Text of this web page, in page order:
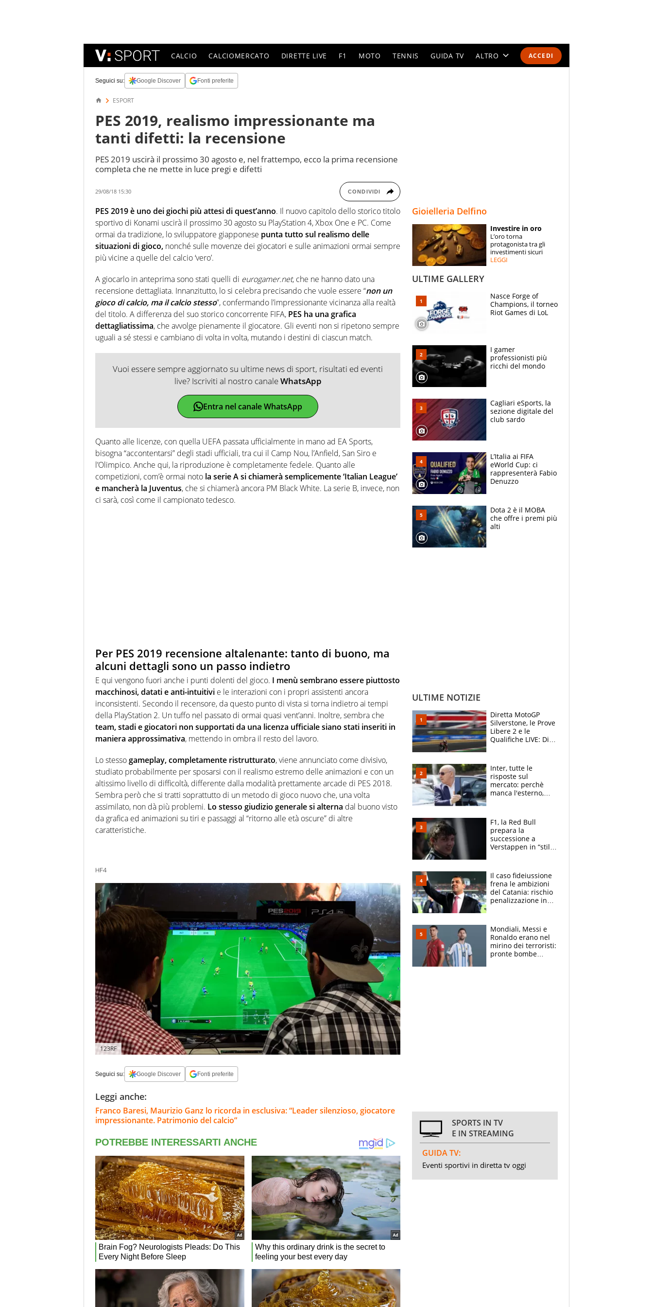
ACCEDI
CALCIO CALCIOMERCATO DIRETTE LIVE F1 MOTO TENNIS GUIDA TV ALTRO
SPECIALI
ESPERTI
Seguici su: Google Discover Fonti preferite
ESPORT
PES 2019, realismo impressionante ma
tanti difetti: la recensione
PES 2019 uscirà il prossimo 30 agosto e, nel frattempo, ecco la prima recensione
completa che ne mette in luce pregi e difetti
29/08/18 15:30 CONDIVIDI
PES 2019 è uno dei giochi più attesi di quest’anno. Il nuovo capitolo dello storico titolo
sportivo di Konami uscirà il prossimo 30 agosto su PlayStation 4, Xbox One e PC. Come
ormai da tradizione, lo sviluppatore giapponese punta tutto sul realismo delle
situazioni di gioco, nonché sulle movenze dei giocatori e sulle animazioni ormai sempre
più vicine a quelle del calcio ‘vero’.
A giocarlo in anteprima sono stati quelli di eurogamer.net, che ne hanno dato una
recensione dettagliata. Innanzitutto, lo si celebra precisando che vuole essere “non un
gioco di calcio, ma il calcio stesso”, confermando l’impressionante vicinanza alla realtà
del titolo. A differenza del suo storico concorrente FIFA, PES ha una grafica
dettagliatissima, che avvolge pienamente il giocatore. Gli eventi non si ripetono sempre
uguali a sé stessi e cambiano di volta in volta, mutando i destini di ciascun match.
Vuoi essere sempre aggiornato su ultime news di sport, risultati ed eventi
live? Iscriviti al nostro canaleWhatsApp
Entra nel canale WhatsApp
Quanto alle licenze, con quella UEFA passata ufficialmente in mano ad EA Sports,
bisogna “accontentarsi” degli stadi ufficiali, tra cui il Camp Nou, l’Anfield, San Siro e
l’Olimpico. Anche qui, la riproduzione è completamente fedele. Quanto alle
competizioni, com’è ormai noto la serie A si chiamerà semplicemente ‘Italian League’
e mancherà la Juventus, che si chiamerà ancora PM Black White. La serie B, invece, non
ci sarà, così come il campionato tedesco.
Per PES 2019 recensione altalenante: tanto di buono, ma
alcuni dettagli sono un passo indietro
E qui vengono fuori anche i punti dolenti del gioco. I menù sembrano essere piuttosto
macchinosi, datati e anti-intuitivi e le interazioni con i propri assistenti ancora
inconsistenti. Secondo il recensore, da questo punto di vista si torna indietro ai tempi
della PlayStation 2. Un tuffo nel passato di ormai quasi vent’anni. Inoltre, sembra che
team, stadi e giocatori non supportati da una licenza ufficiale siano stati inseriti in
maniera approssimativa, mettendo in ombra il resto del lavoro.
Lo stessogameplay, completamente ristrutturato, viene annunciato come divisivo,
studiato probabilmente per sposarsi con il realismo estremo delle animazioni e con un
altissimo livello di difficoltà, differente dalla modalità prettamente arcade di PES 2018.
Sembra però che si tratti soprattutto di un metodo di gioco nuovo che, una volta
assimilato, non dà più problemi. Lo stesso giudizio generale si alterna dal buono visto
da grafica ed animazioni su tiri e passaggi al “ritorno alle età oscure” di altre
caratteristiche.
HF4
123RF
Seguici su: Google Discover Fonti preferite
Leggi anche:
Franco Baresi, Maurizio Ganz lo ricorda in esclusiva: “Leader silenzioso, giocatore
impressionante. Patrimonio del calcio”
Gioielleria Delfino
Investire in oro
L’oro torna
protagonista tra gli
investimenti sicuri
LEGGI
ULTIME GALLERY
Nasce Forge of
Champions, il torneo
Riot Games di LoL
I gamer
professionisti più
ricchi del mondo
Cagliari eSports, la
sezione digitale del
club sardo
L’Italia ai FIFA
eWorld Cup: ci
rappresenterà Fabio
Denuzzo
Dota 2 è il MOBA
che offre i premi più
alti
ULTIME NOTIZIE
Diretta MotoGP
Silverstone, le Prove
Libere 2 e le
Qualifiche LIVE: Di
Bezzecchi
Inter, tutte le
risposte sul
mercato: perchè
manca l'esterno,
vero obiettivo di
Marotta
F1, la Red Bull
prepara la
successione a
Verstappen in “stile
attacco all’Italia
Il caso fideiussione
frena le ambizioni
del Catania: rischio
penalizzazione in
Mondiali, Messi e
Ronaldo erano nel
mirino dei terroristi:
pronte bombe
SPORTS IN TV
E IN STREAMING
GUIDA TV:
Eventi sportivi in diretta tv oggi